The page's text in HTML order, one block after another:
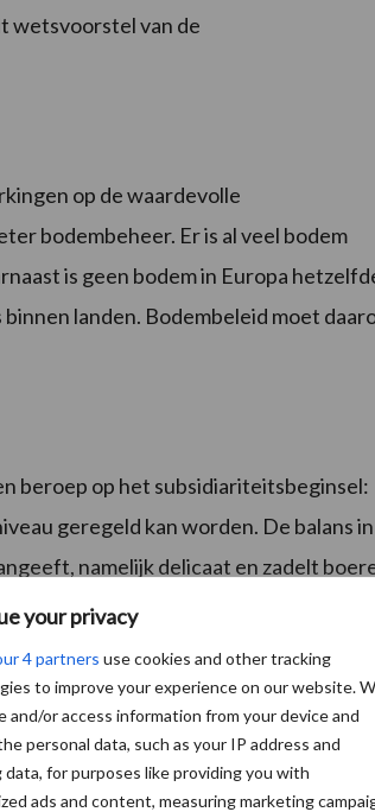
your privacy
4 partners use cookies and other tracking
to improve your experience on our website.
and/or access information from your device and
personal data, such as your IP address and
data, for purposes like providing you with
ads and content, measuring marketing
wetsvoorstel van de
op de waardevolle
bodembeheer. Er is al veel bodem
is geen bodem in Europa
landen. Bodembeleid moet
beroep op het subsidiariteitsbeginsel:
geregeld kan worden. De balans in
namelijk delicaat en zadelt
op het boerenerf verstoort.